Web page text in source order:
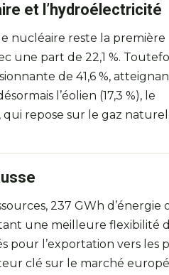
et l’hydroélectricité
nucléaire reste la première
une part de 22,1 %.
de 41,6 %,
l’éolien (17,3 %), le
qui repose sur le gaz naturel.
237 GWh d’énergie
une meilleure flexibilité
pour l’exportation vers les
clé sur le marché